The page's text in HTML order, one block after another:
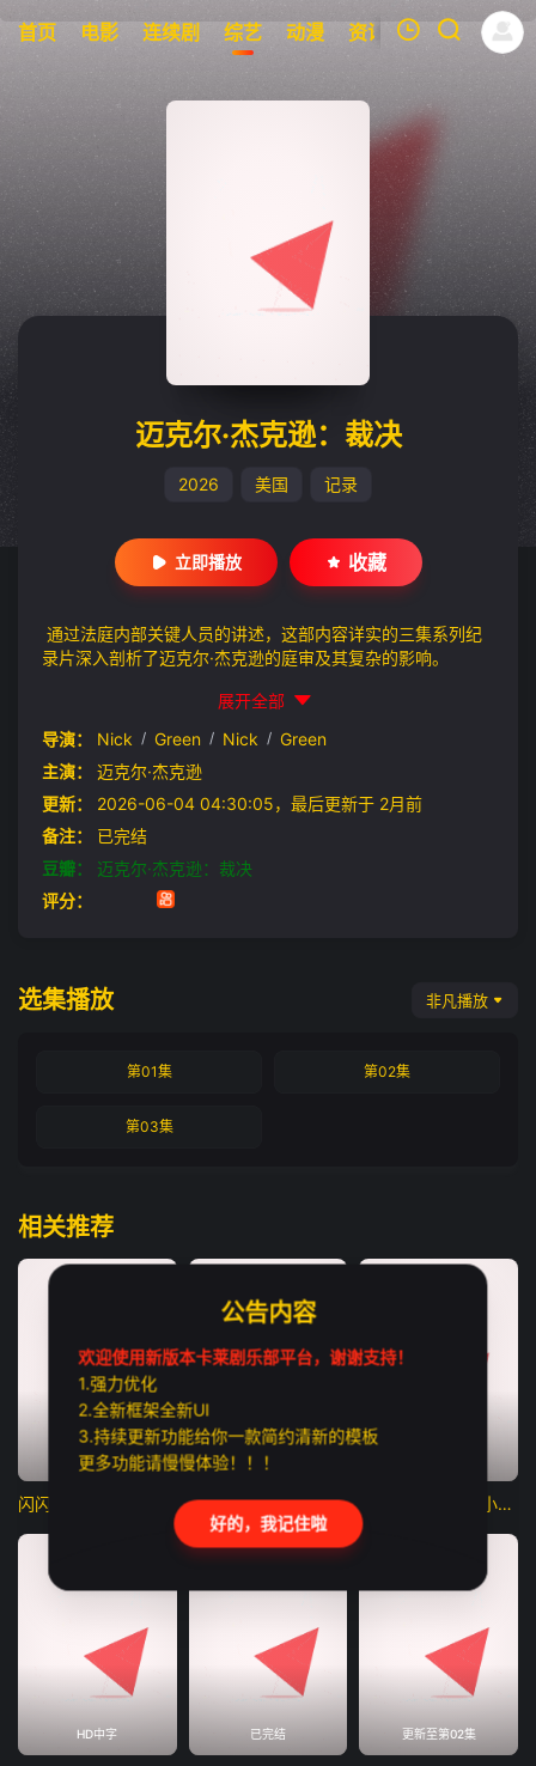
首页 电影 连续剧 综艺 动漫 资讯 明星 周表
暂无观看影片的记录
迈克尔·杰克逊：裁决
2026 美国 记录
立即播放 收藏
通过法庭内部关键人员的讲述，这部内容详实的三集系列纪
录片深入剖析了迈克尔·杰克逊的庭审及其复杂的影响。
展开全部
导演：
Nick / Green / Nick / Green
主演：
迈克尔·杰克逊
更新：
2026-06-04 04:30:05，最后更新于 2月前
备注：
已完结
豆瓣：
迈克尔·杰克逊：裁决
评分：
选集播放 非凡播放
第01集 第02集
第03集
相关推荐
更新至第04集 已完结
寻迹庞贝古城：与汤姆·希德勒斯顿同行 改变西班牙的48小时：恐怖组织人质事件
HD中字 已完结 更新至第02集
公告内容
欢迎使用新版本卡莱剧乐部平台，谢谢支持！
1.强力优化
2.全新框架全新UI
3.持续更新功能给你一款简约清新的模板
更多功能请慢慢体验！！！
好的，我记住啦